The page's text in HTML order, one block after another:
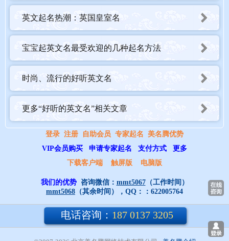
曼语词源，由haim “home”+ ric “power, ruler” 组
合而成。在十七世
纪，Henry 的拼写方式才变为标准形式，这主要是受其拉丁语形式
Henricus 和法语形式 Henri 的影响。它也有着多个昵称形式，如
Hal, Hank 和 Harry（其中的 Harry也是一个独立名字的拼写方式，
词义与 Henry 不同，此处不详释）。
英文起名热潮：英国皇室名
宝宝起英文名最受欢迎的几种起名方法
时尚、流行的好听英文名
更多“好听的英文名”相关文章
登录 注册 自助会员 专家起名 美名腾优势
VIP会员购买
申请专家起名 支付方式
更多
下载客户端
触屏版 电脑版
我们的优势 咨询微信： mmt5067（工作时间）
mmt5068 （其余时间），QQ：： 622005764
电话咨询： 187 0137 3205